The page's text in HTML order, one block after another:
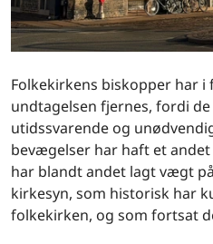
Folkekirkens biskopper har
undtagelsen fjernes, fordi
utidssvarende og
bevægelser har haft et
har blandt andet lagt vægt
kirkesyn, som historisk har
folkekirken, og som fortsat